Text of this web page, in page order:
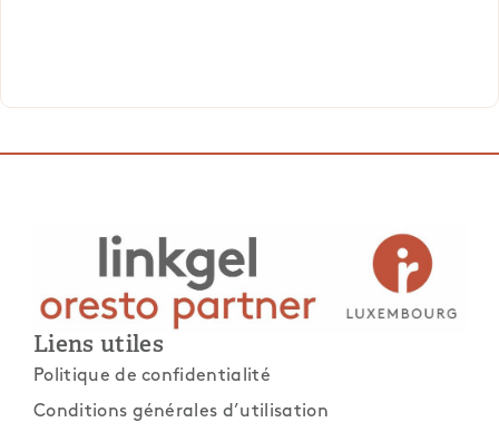
Liens utiles
Politique de confidentialité
Conditions générales d’utilisation